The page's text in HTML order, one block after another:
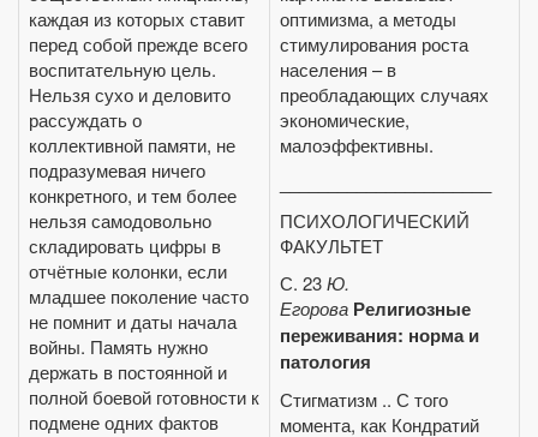
каждая из которых ставит
перед собой прежде всего
воспитательную цель.
Нельзя сухо и деловито
рассуждать о
коллективной памяти, не
подразумевая ничего
конкретного, и тем более
нельзя самодовольно
складировать цифры в
отчётные колонки, если
младшее поколение часто
не помнит и даты начала
войны. Память нужно
держать в постоянной и
полной боевой готовности к
подмене одних фактов
оптимизма, а методы
стимулирования роста
населения – в
преобладающих случаях
экономические,
малоэффективны.
ПСИХОЛОГИЧЕСКИЙ
ФАКУЛЬТЕТ
С. 23Ю.
Егорова Религиозные
переживания: норма и
патология
Стигматизм .. С того
момента, как Кондратий